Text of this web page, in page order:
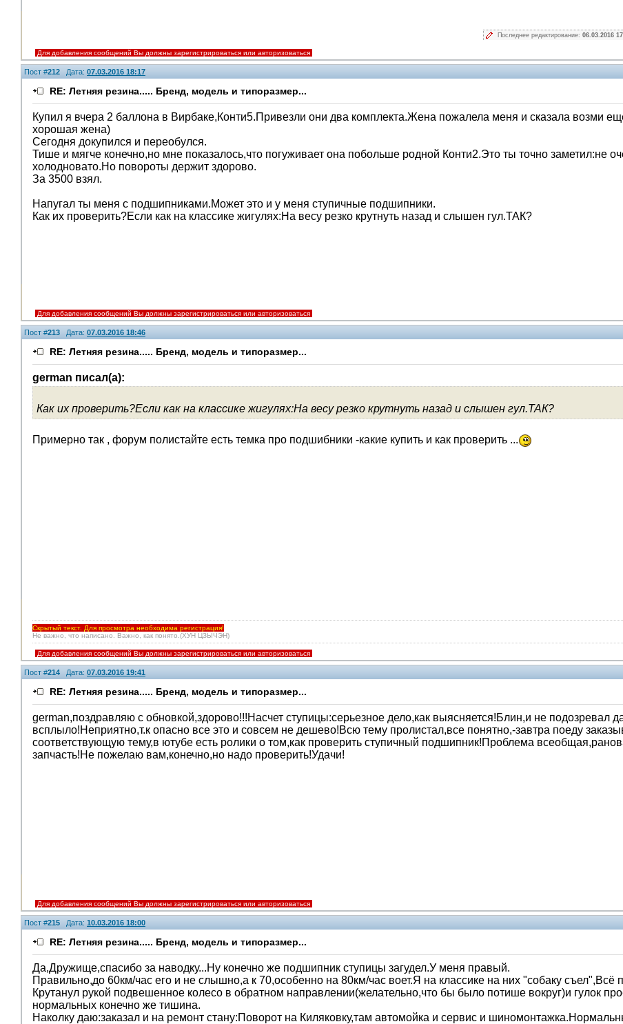
Последнее редактирование: 06.03.2016
Для добавления сообщений Вы должны зарегистрироваться или авторизоваться
Пост #212 Дата: 07.03.2016 18:17
RE: Летняя резина..... Бренд, модель и типоразмер...
Купил я вчера 2 баллона в Вирбаке,Конти5.Привезли они два комплекта.Жена пожалела меня и сказала возми
хорошая жена)
Сегодня докупился и переобулся.
Тише и мягче конечно,но мне показалось,что погуживает она побольше родной Конти2.Это ты точно заметил:не
холодновато.Но повороты держит здорово.
За 3500 взял.
Напугал ты меня с подшипниками.Может это и у меня ступичные подшипники.
Как их проверить?Если как на классике жигулях:На весу резко крутнуть назад и слышен гул.ТАК?
Для добавления сообщений Вы должны зарегистрироваться или авторизоваться
Пост #213 Дата: 07.03.2016 18:46
RE: Летняя резина..... Бренд, модель и типоразмер...
german писал(а):
Как их проверить?Если как на классике жигулях:На весу резко крутнуть назад и слышен гул.ТАК?
Примерно так , форум полистайте есть темка про подшибники -какие купить и как проверить ...
Помощники
Скрытый текст. Для просмотра необходима регистрация!
Не важно, что написано. Важно, как понято.(ХУН ЦЗЫЧЭН)
Для добавления сообщений Вы должны зарегистрироваться или авторизоваться
Пост #214Дата: 07.03.2016 19:41
RE: Летняя резина..... Бренд, модель и типоразмер...
german,поздравляю с обновкой,здорово!!!Насчет ступицы:серьезное дело,как выясняется!Блин,и не подозревал
всплыло!Неприятно,т.к опасно все это и совсем не дешево!Всю тему пролистал,все понятно,-завтра поеду
соответствующую тему,в ютубе есть ролики о том,как проверить ступичный подшипник!Проблема
запчасть!Не пожелаю вам,конечно,но надо проверить!Удачи!
Для добавления сообщений Вы должны зарегистрироваться или авторизоваться
Пост #215 Дата: 10.03.2016 18:00
RE: Летняя резина..... Бренд, модель и типоразмер...
Да,Дружище,спасибо за наводку...Ну конечно же подшипник ступицы загудел.У меня правый.
Правильно,до 60км/час его и не слышно,а к 70,особенно на 80км/час воет.Я на классике на них "собаку съел",Всё
Крутанул рукой подвешенное колесо в обратном направлении(желательно,что бы было потише вокруг)и гулок
нормальных конечно же тишина.
Наколку даю:заказал и на ремонт стану:Поворот на Киляковку,там автомойка и сервис и